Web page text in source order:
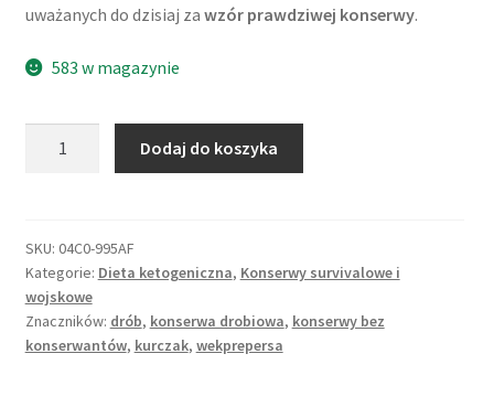
uważanych do dzisiaj za wzór prawdziwej konserwy.
583 w magazynie
-
drobiowa
ze
skrzydeł
kurczaka
Dodaj do koszyka
SKU: 04C0-995AF
Kategorie: Dieta ketogeniczna, Konserwy survivalowe i
wojskowe
Znaczników: drób, konserwa drobiowa, konserwy bez
konserwantów, kurczak, wekprepersa